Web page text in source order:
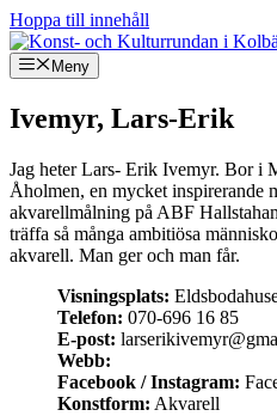
Hoppa till innehåll
Meny
Ivemyr, Lars-Erik
Jag heter Lars- Erik Ivemyr. Bor i
Åholmen, en mycket inspirerande
akvarellmålning på ABF
träffa så många ambitiösa
akvarell. Man ger och man får.
Visningsplats:
Telefon: 070-696 16 85
E-post:
Webb:
Facebook / Instagram:
Konstform: Akvarell